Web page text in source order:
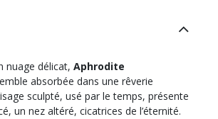
nuage délicat, Aphrodite
absorbée dans une rêverie
sculpté, usé par le temps, présente
un nez altéré, cicatrices de l’éternité.